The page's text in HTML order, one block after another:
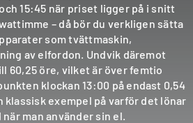
15:45 när priset ligger på i snitt
– då bör du verkligen sätta
som tvättmaskin,
av elfordon. Undvik däremot
60,25 öre, vilket är över femtio
klockan 13:00 på endast 0,54
klassisk exempel på varför det lönar
man använder sin el.